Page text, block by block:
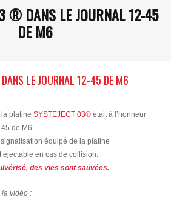
® DANS LE JOURNAL 12-45
DE M6
LE JOURNAL 12-45 DE M6
platine SYSTEJECT 03® était à l’honneur
de M6.
équipé de la platine
éjectable en cas de collision.
des vies sont sauvées.
la vidéo :